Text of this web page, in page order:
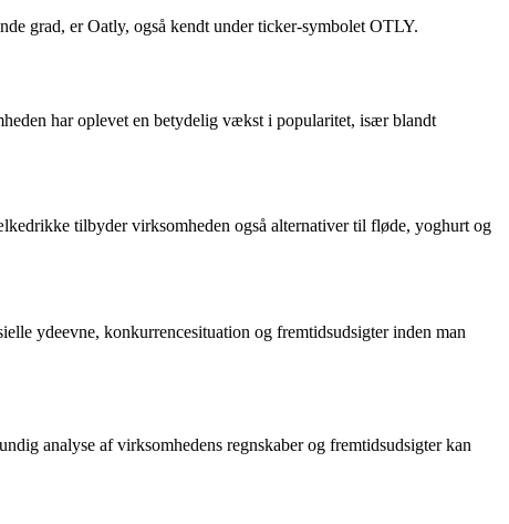
grad, er Oatly, også kendt under ticker-symbolet OTLY.
har oplevet en betydelig vækst i popularitet, især blandt
tilbyder virksomheden også alternativer til fløde, yoghurt og
ydeevne, konkurrencesituation og fremtidsudsigter inden man
analyse af virksomhedens regnskaber og fremtidsudsigter kan